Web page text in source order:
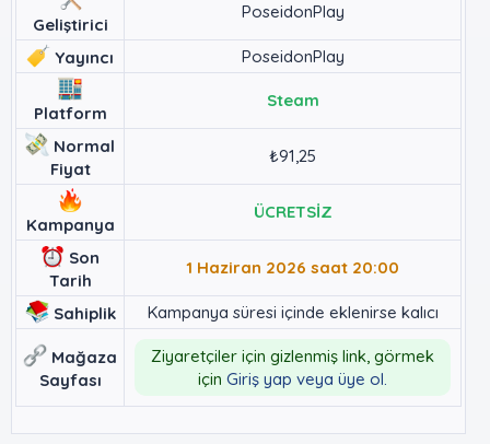
Geliştirici
PoseidonPlay
Yayıncı PoseidonPlay
Platform
Steam
Normal
Fiyat
₺91,25
Kampanya
ÜCRETSİZ
Son
Tarih
1 Haziran 2026 saat 20:00
Sahiplik Kampanya süresi içinde eklenirse kalıcı
Mağaza
Sayfası
Ziyaretçiler için gizlenmiş link, görmek
için Giriş yap veya üye ol.